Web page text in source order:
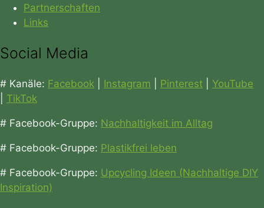
Partnerschaften
Links
Social Media
# Kanäle: Facebook Instagram Pinterest
YouTube
TikTok
# Facebook-Gruppe: Nachhaltigkeit im Alltag
# Facebook-Gruppe: Plastikfrei leben
# Facebook-Gruppe: Upcycling Ideen (Nachhaltige DIY
Inspiration)